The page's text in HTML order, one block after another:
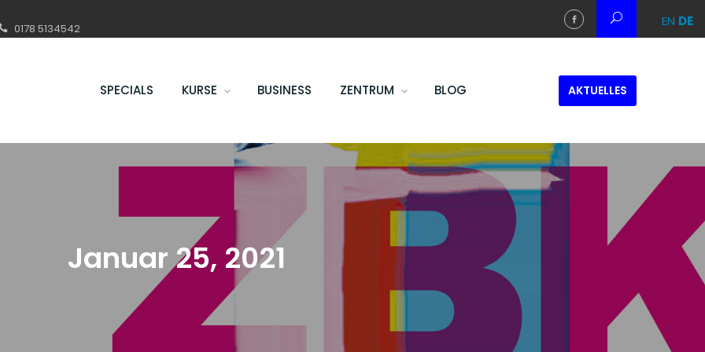
0178 5134542
SPECIALS KURSE BUSINESS ZENTRUM BLOG AKTUELLES
Januar 25, 2021
EN DE